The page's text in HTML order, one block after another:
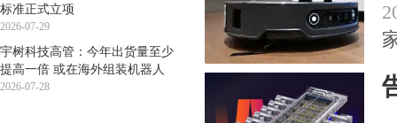
标准正式立项
2026-07-29
宇树科技高管：今年出货量至少
提高一倍 或在海外组装机器人
2026-07-28